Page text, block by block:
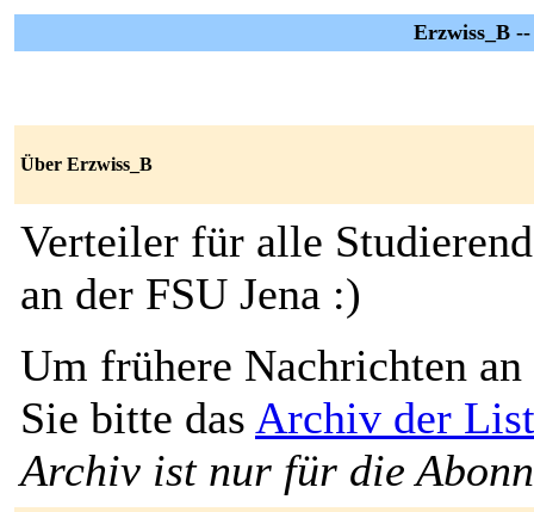
Erzwiss_B
Über Erzwiss_B
Verteiler für alle
an der FSU Jena :)
Um frühere Nachrichten an
Sie bitte das Archiv der
Archiv ist nur für die